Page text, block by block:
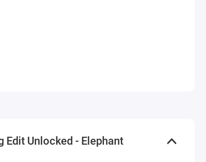
Unlocked - Elephant